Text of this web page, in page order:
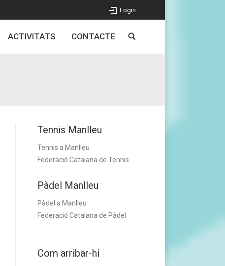
Login
ACTIVITATS CONTACTE
Tennis Manlleu
Tennis a Manlleu
Federació Catalana de Tennis
Pàdel Manlleu
Pàdel a Manlleu
Federació Catalana de Pàdel
Com arribar-hi